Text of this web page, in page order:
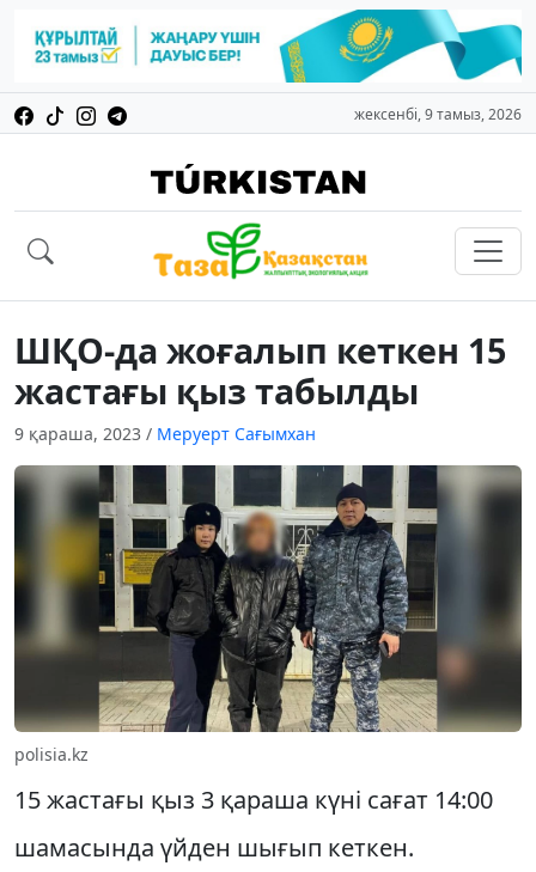
жексенбі, 9 тамыз, 2026
ШҚО-да жоғалып кеткен 15
жастағы қыз табылды
9 қараша, 2023 / Меруерт Сағымхан
polisia.kz
15 жастағы қыз 3 қараша күні сағат 14:00
шамасында үйден шығып кеткен.